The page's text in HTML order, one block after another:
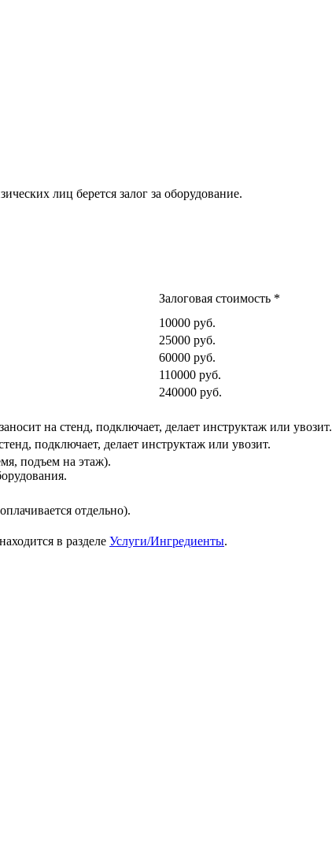
лиц берется залог за оборудование.
Залоговая стоимость *
10000 руб.
25000 руб.
60000 руб.
110000 руб.
240000 руб.
на стенд, подключает, делает инструктаж или увозит.
подключает, делает инструктаж или увозит.
подъем на этаж).
отдельно).
в разделе Услуги/Ингредиенты.